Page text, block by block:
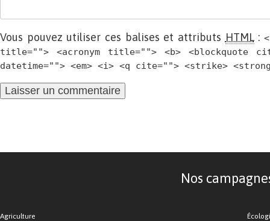
Vous pouvez utiliser ces balises et attributs HTML:
title=""> <acronym title=""> <b> <blockquote
datetime=""> <em> <i> <q cite=""> <strike>
Nos
Agriculture